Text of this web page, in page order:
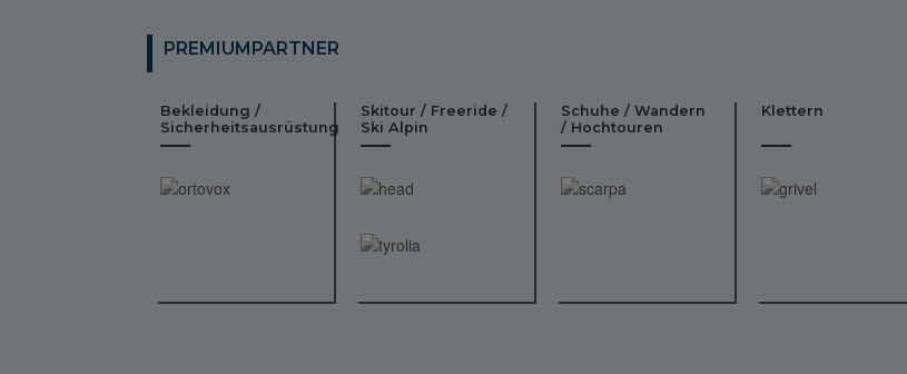
PREMIUMPARTNER
Bekleidung /
Sicherheitsausrüstung
Skitour / Freeride /
Ski Alpin
Schuhe / Wandern
/ Hochtouren
Klettern